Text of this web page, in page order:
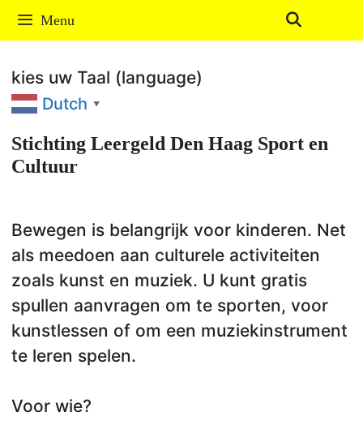
Ga
naar
inhoud
Menu
kies uw Taal (language)
Dutch ▼
Stichting Leergeld Den Haag Sport en
Cultuur
Bewegen is belangrijk voor kinderen. Net
als meedoen aan culturele activiteiten
zoals kunst en muziek. U kunt gratis
spullen aanvragen om te sporten, voor
kunstlessen of om een muziekinstrument
te leren spelen.
Voor wie?